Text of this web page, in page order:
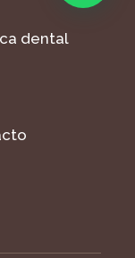
dental